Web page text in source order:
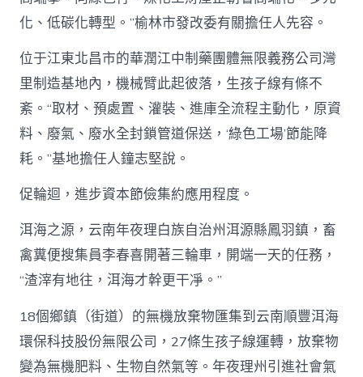
化、低碳化轉型。”榆林市發改委有關擔任人先容。
位于江東北昌市的華潤江中制藥團體無限義務公司灣
里制造基地內，機械臂此起彼落，生孩子線有條不
紊。“取材、預處置、灌裝、進庫全流程主動化，原資
料、廢氣、廢水全封鎖管道保送，‘綠色工場’節能降
耗。”基地擔任人鐘志堅說。
促輪迴，進步資本節儉集約應用程度。
洱海之源，云南年夜理白族自治州洱源縣鳳羽鎮，畜
禽糞便搜集員李春喜開著三輪車，開端一天的任務，
“渣滓有地往，洱海才幹更干凈。”
18個鄉鎮（街道）的無機放棄物匯集到云南順豐洱海
環保科技股份無限公司，27條生孩子線運轉，放棄物
變為無機肥料、生物自然氣等。年夜理州引進社會氣